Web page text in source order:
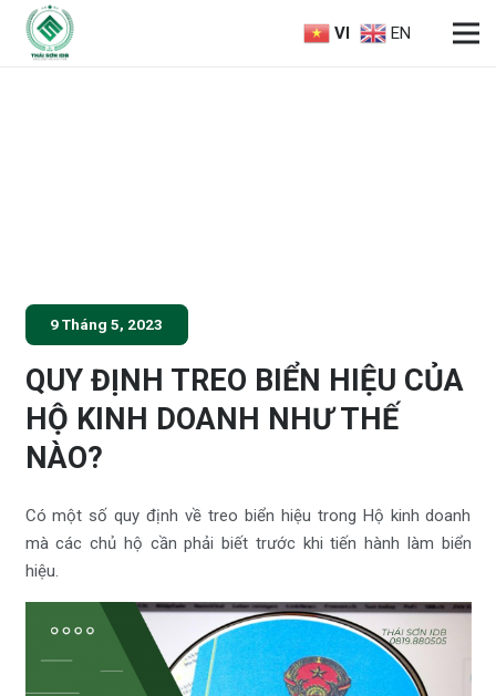
VI EN
9 Tháng 5, 2023
QUY ĐỊNH TREO BIỂN HIỆU CỦA
HỘ KINH DOANH NHƯ THẾ
NÀO?
Có một số quy định về treo biển hiệu trong Hộ kinh doanh
mà các chủ hộ cần phải biết trước khi tiến hành làm biển
hiệu.